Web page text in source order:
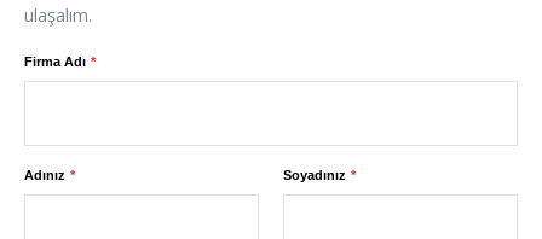
ulaşalım.
Firma Adı
Adınız Soyadınız